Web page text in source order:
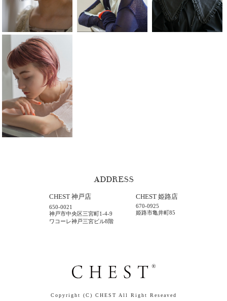
ADDRESS
CHEST 神戸店
650-0021
神戸市中央区三宮町1-4-9
ワコーレ神戸三宮ビル8階
CHEST 姫路店
670-0925
姫路市亀井町85
Copyright (C) CHEST All Right Reseaved